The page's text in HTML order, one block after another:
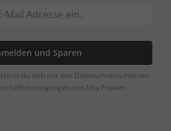
und Sparen
du dich mit den Datenschutzrichtlinien
von Ulla Popken